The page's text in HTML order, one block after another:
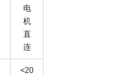
电
机
直
连
<20